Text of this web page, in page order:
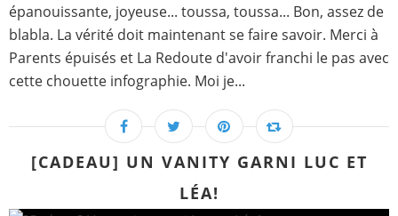
épanouissante, joyeuse... toussa, toussa... Bon, assez de
blabla. La vérité doit maintenant se faire savoir. Merci à
Parents épuisés et La Redoute d'avoir franchi le pas avec
cette chouette infographie. Moi je...
[CADEAU] UN VANITY GARNI LUC ET
LÉA!